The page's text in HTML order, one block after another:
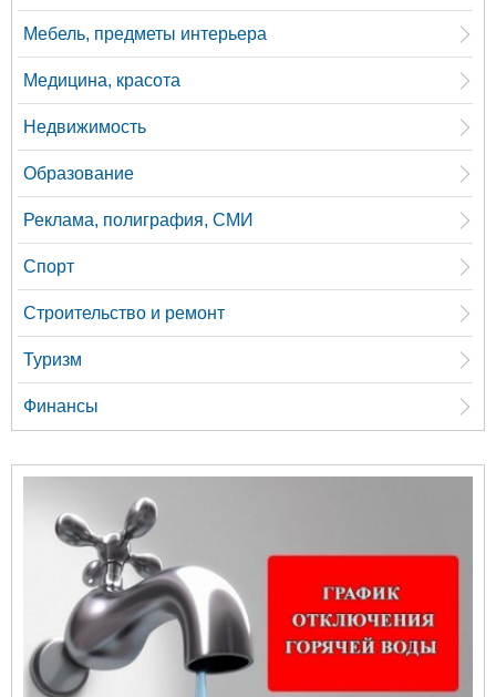
Мебель, предметы интерьера
Медицина, красота
Недвижимость
Образование
Реклама, полиграфия, СМИ
Спорт
Строительство и ремонт
Туризм
Финансы